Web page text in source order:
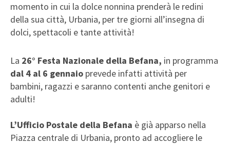
momento in cui la dolce nonnina prenderà le redini
della sua città, Urbania, per tre giorni all’insegna di
dolci, spettacoli e tante attività!
La 26° Festa Nazionale della Befana, in programma
dal 4 al 6 gennaio prevede infatti attività per
bambini, ragazzi e saranno contenti anche genitori e
adulti!
L’Ufficio Postale della Befana è già apparso nella
Piazza centrale di Urbania, pronto ad accogliere le